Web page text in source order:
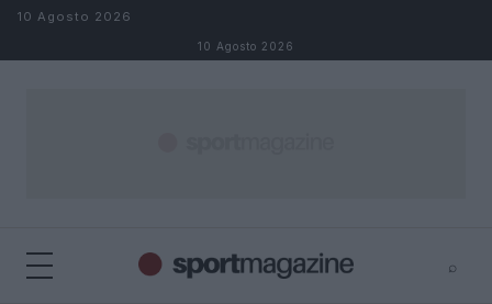
Salta al contenuto
10 Agosto 2026
10 Agosto 2026
⌕